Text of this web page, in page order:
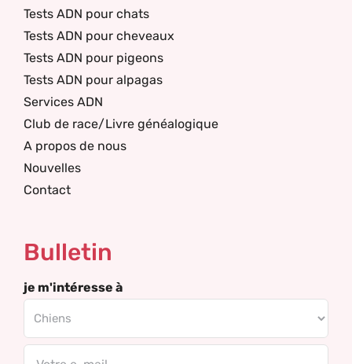
Tests ADN pour chats
Tests ADN pour cheveaux
Tests ADN pour pigeons
Tests ADN pour alpagas
Services ADN
Club de race/Livre généalogique
A propos de nous
Nouvelles
Contact
Bulletin
je m'intéresse à